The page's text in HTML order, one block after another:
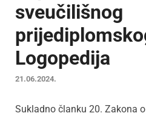
sveučilišnog
Logopedija
21.06.2024.
Sukladno članku 20. Zakona